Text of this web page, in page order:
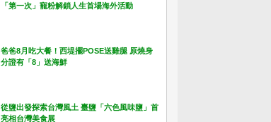
「第一次」寵粉解鎖人生首場海外活動
爸爸8月吃大餐！西堤擺POSE送雞腿 原燒身
分證有「8」送海鮮
從鹽出發探索台灣風土 臺鹽「六色風味鹽」首
亮相台灣美食展